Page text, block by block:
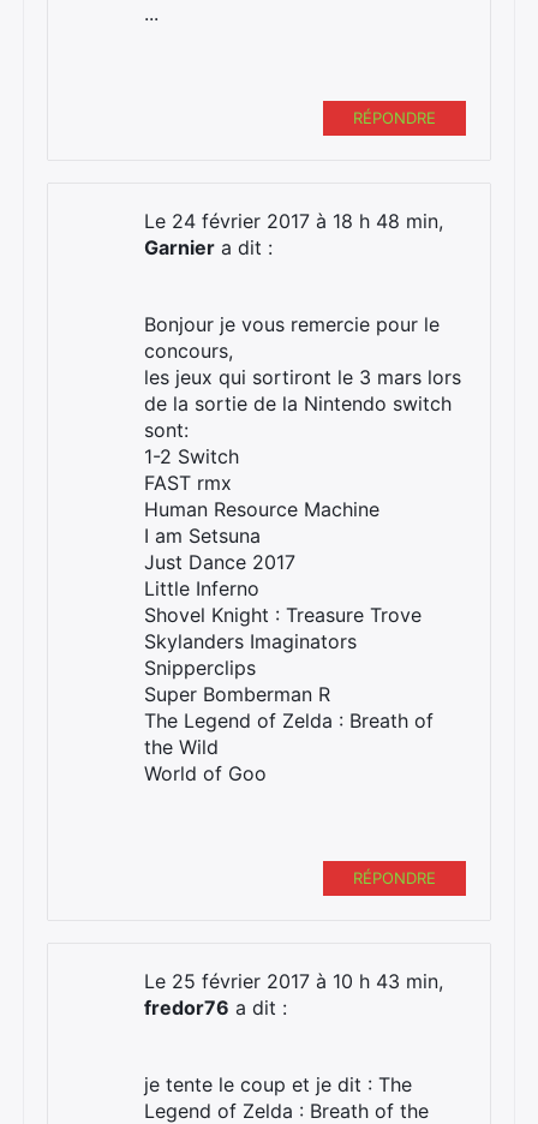
...
RÉPONDRE
Le 24 février 2017 à 18 h 48 min,
Garnier a dit :
Bonjour je vous remercie pour le
concours,
les jeux qui sortiront le 3 mars lors
de la sortie de la Nintendo switch
sont:
1-2 Switch
FAST rmx
Human Resource Machine
I am Setsuna
Just Dance 2017
Little Inferno
Shovel Knight : Treasure Trove
Skylanders Imaginators
Snipperclips
Super Bomberman R
The Legend of Zelda : Breath of
the Wild
World of Goo
RÉPONDRE
Le 25 février 2017 à 10 h 43 min,
fredor76 a dit :
je tente le coup et je dit : The
Legend of Zelda : Breath of the